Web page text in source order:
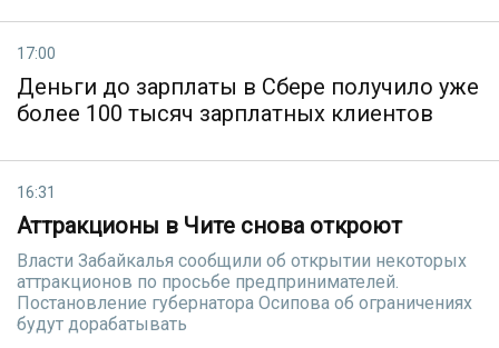
17:00
Деньги до зарплаты в Сбере получило уже
более 100 тысяч зарплатных клиентов
16:31
Аттракционы в Чите снова откроют
Власти Забайкалья сообщили об открытии некоторых
аттракционов по просьбе предпринимателей.
Постановление губернатора Осипова об ограничениях
будут дорабатывать